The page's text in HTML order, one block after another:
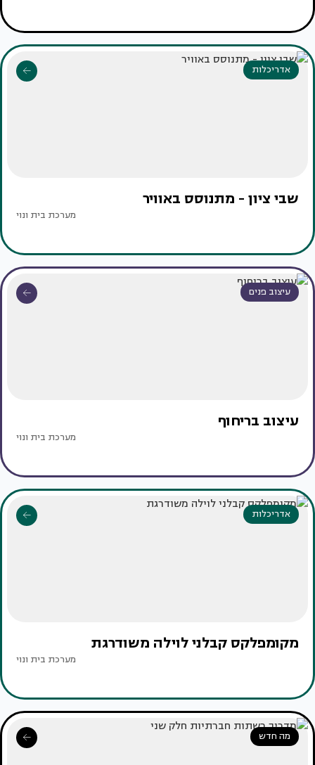
אדריכלות
שבי ציון - מתנוסס באוויר
מערכת בית ונוי
עיצוב פנים
עיצוב בריחוף
מערכת בית ונוי
אדריכלות
מקומפלקס קבלני לוילה משודרגת
מערכת בית ונוי
מה חדש